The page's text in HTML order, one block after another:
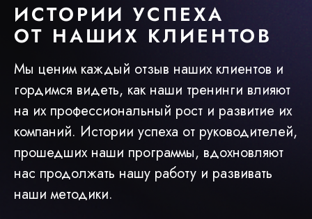
ИСТОРИИ УСПЕХА
ОТ НАШИХ КЛИЕНТОВ
Мы ценим каждый отзыв наших клиентов и
гордимся видеть, как наши тренинги влияют
на их профессиональный рост и развитие их
компаний. Истории успеха от руководителей,
прошедших наши программы, вдохновляют
нас продолжать нашу работу и развивать
наши методики.